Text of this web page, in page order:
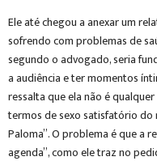
Ele até chegou a anexar um
sofrendo com problemas de
segundo o advogado, seria
a audiência e ter momentos
ressalta que ela não é
termos de sexo satisfatório do
Paloma”. O problema é que a
agenda”, como ele traz no